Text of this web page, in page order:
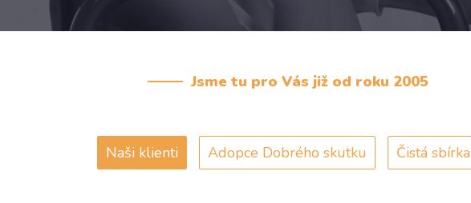
Jsme tu pro Vás již od roku 2005
Naši klienti Adopce Dobrého skutku Čistá sbírka